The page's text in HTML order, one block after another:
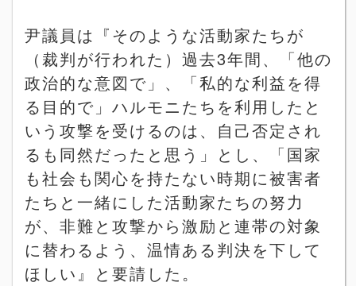
尹議員は『そのような活動家たちが
（裁判が行われた）過去3年間、「他の
政治的な意図で」、「私的な利益を得
る目的で」ハルモニたちを利用したと
いう攻撃を受けるのは、自己否定され
るも同然だったと思う」とし、「国家
も社会も関心を持たない時期に被害者
たちと一緒にした活動家たちの努力
が、非難と攻撃から激励と連帯の対象
に替わるよう、温情ある判決を下して
ほしい』と要請した。